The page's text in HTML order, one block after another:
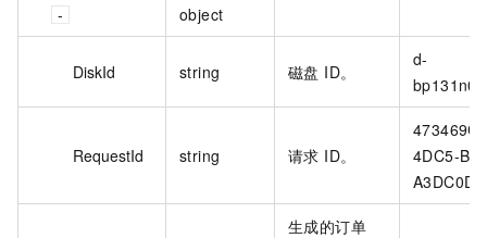
object
DiskId string 磁盘 ID。
d-
RequestId string 请求 ID。
4DC5-
生成的订单